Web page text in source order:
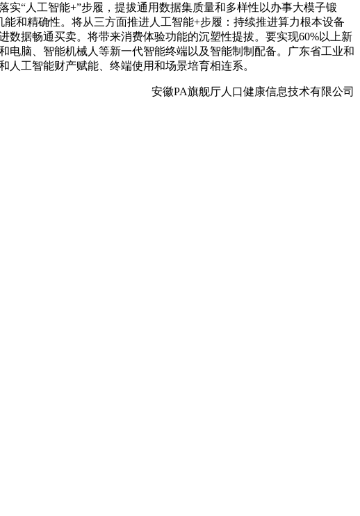
“人工智能+”步履，提拔通用数据集质量和多样性以办事大模子锻
和精确性。将从三方面推进人工智能+步履：持续推进算力根本设备
据畅通买卖。将带来消费体验功能的沉塑性提拔。要实现60%以上新
脑、智能机械人等新一代智能终端以及智能制制配备。广东省工业和
工智能财产赋能、终端使用和场景培育相连系。
安徽PA旗舰厅人口健康信息技术有限公司